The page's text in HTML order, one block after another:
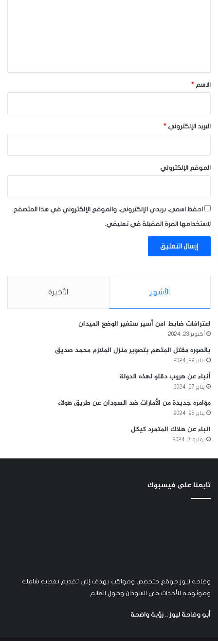
*الاسم *
البريد الإلكتروني *
الموقع الإلكتروني
احفظ اسمي، بريدي الإلكتروني، والموقع الإلكتروني في هذا المتصفح
لاستخدامها المرة المقبلة في تعليقي.
الأشهر الأخيرة
اعترافات ضابط امن أسير ستغير الوضع الميدان
أكتوبر 23, 2024
بالصوره مقتل المتهم بتصوير منزل الملازم محمد صديق
يناير 29, 2024
أنباء عن هروب دقلو لهذه الدولة
يناير 27, 2024
مؤامره جديدة من الأمارات ضد السودان عن طريق هولاء
يناير 25, 2024
انباء عن هلاك المتمرد كيكل
يوليو 7, 2024
تابعنا على فيسبوك
وضاحة نيوز موقع متخصص ومواكب يهدف إلى تقديم تغطية شاملة
وموثوقة للأحداث في السودان وحول العالم
أبو وضاحة نيوز .. رؤية واضحة